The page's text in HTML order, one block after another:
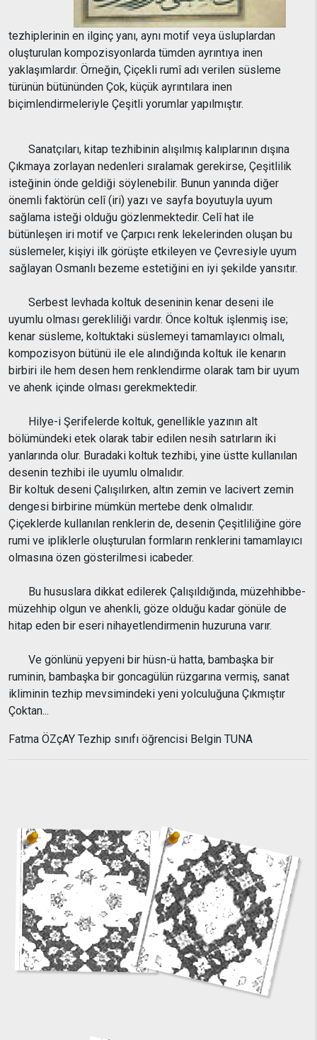
tezhiplerinin en ilginç yanı, aynı motif veya üsluplardan
oluşturulan kompozisyonlarda tümden ayrıntıya inen
yaklaşımlardır. Örneğin, Çiçekli rumî adı verilen süsleme
türünün bütününden Çok, küçük ayrıntılara inen
biçimlendirmeleriyle Çeşitli yorumlar yapılmıştır.
Sanatçıları, kitap tezhibinin alışılmış kalıplarının dışına
Çıkmaya zorlayan nedenleri sıralamak gerekirse, Çeşitlilik
isteğinin önde geldiği söylenebilir. Bunun yanında diğer
önemli faktörün celî (iri) yazı ve sayfa boyutuyla uyum
sağlama isteği olduğu gözlenmektedir. Celî hat ile
bütünleşen iri motif ve Çarpıcı renk lekelerinden oluşan bu
süslemeler, kişiyi ilk görüşte etkileyen ve Çevresiyle uyum
sağlayan Osmanlı bezeme estetiğini en iyi şekilde yansıtır.
Serbest levhada koltuk deseninin kenar deseni ile
uyumlu olması gerekliliği vardır. Önce koltuk işlenmiş ise;
kenar süsleme, koltuktaki süslemeyi tamamlayıcı olmalı,
kompozisyon bütünü ile ele alındığında koltuk ile kenarın
birbiri ile hem desen hem renklendirme olarak tam bir uyum
ve ahenk içinde olması gerekmektedir.
Hilye-i Şerifelerde koltuk, genellikle yazının alt
bölümündeki etek olarak tabir edilen nesih satırların iki
yanlarında olur. Buradaki koltuk tezhibi, yine üstte kullanılan
desenin tezhibi ile uyumlu olmalıdır.
Bir koltuk deseni Çalışılırken, altın zemin ve lacivert zemin
dengesi birbirine mümkün mertebe denk olmalıdır.
Çiçeklerde kullanılan renklerin de, desenin Çeşitliliğine göre
rumi ve ipliklerle oluşturulan formların renklerini tamamlayıcı
olmasına özen gösterilmesi icabeder.
Bu hususlara dikkat edilerek Çalışıldığında, müzehhibbe-
müzehhip olgun ve ahenkli, göze olduğu kadar gönüle de
hitap eden bir eseri nihayetlendirmenin huzuruna varır.
Ve gönlünü yepyeni bir hüsn-ü hatta, bambaşka bir
ruminin, bambaşka bir goncagülün rüzgarına vermiş, sanat
ikliminin tezhip mevsimindeki yeni yolculuğuna Çıkmıştır
Çoktan...
Fatma ÖZçAY Tezhip sınıfı öğrencisi Belgin TUNA